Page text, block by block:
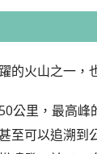
的火山之一，
公里，最高
至可以追溯到